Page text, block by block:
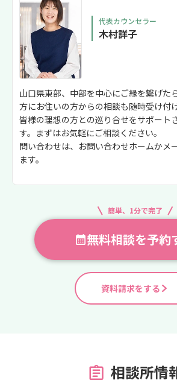
代表カウンセラー
木村詳子
山口県東部、中部を中心にご縁を繋げた
方にお住いの方からの相談も随時受け付
皆様の理想の方との巡り合せをサポート
す。まずはお気軽にご相談ください。
問い合わせは、お問い合わせホームかメ
ます。
簡単、1分で完了
無料相談を予約
資料請求をする
相談所情